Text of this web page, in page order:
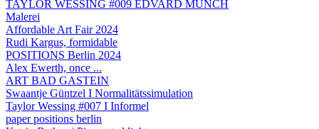
TAYLOR WESSING #009 EDVARD MUNCH
Malerei
Affordable Art Fair 2024
Rudi Kargus, formidable
POSITIONS Berlin 2024
Alex Ewerth, once ...
ART BAD GASTEIN
Swaantje Güntzel I Normalitätssimulation
Taylor Wessing #007 I Informel
paper positions berlin